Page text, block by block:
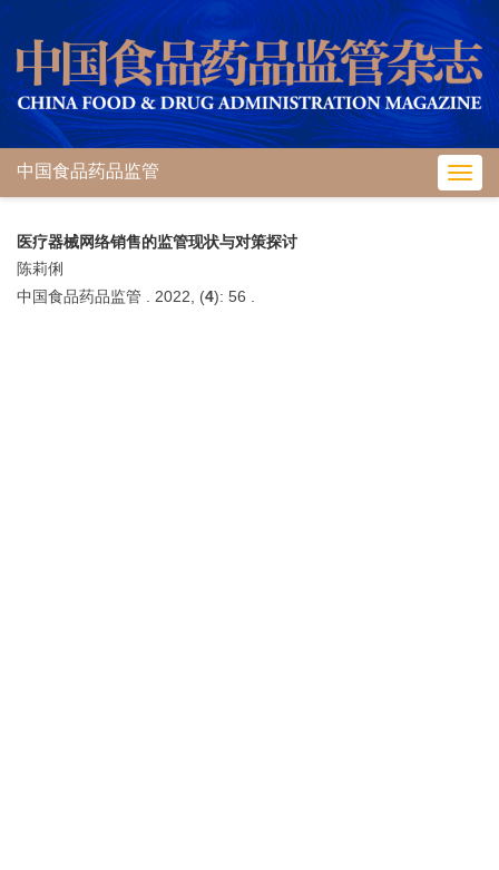
中国食品药品监管
医疗器械网络销售的监管现状与对策探讨
陈莉俐
中国食品药品监管 . 2022, (4): 56 .